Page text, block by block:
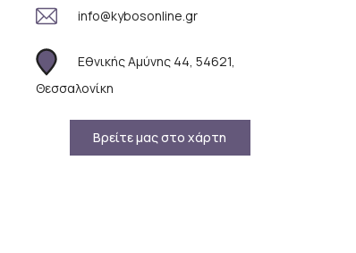
info@kybosonline.gr
Εθνικής Αμύνης 44, 54621,
Θεσσαλονίκη
Βρείτε μας στο χάρτη